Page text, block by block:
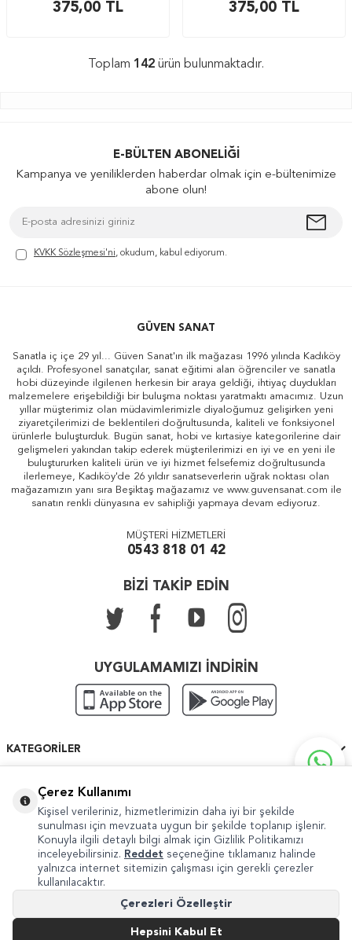
375,00 TL 375,00 TL
Toplam 142 ürün bulunmaktadır.
E-BÜLTEN ABONELIĞI
Kampanya ve yeniliklerden haberdar olmak için e-bültenimize
abone olun!
KVKK Sözleşmesi'ni, okudum, kabul ediyorum.
GÜVEN SANAT
Sanatla iç içe 29 yıl... Güven Sanat'ın ilk mağazası 1996 yılında Kadıköy
açıldı. Profesyonel sanatçılar, sanat eğitimi alan öğrenciler ve sanatla
hobi düzeyinde ilgilenen herkesin bir araya geldiği, ihtiyaç duydukları
malzemelere erişebildiği bir buluşma noktası yaratmaktı amacımız. Uzun
yıllar müşterimiz olan müdavimlerimizle diyaloğumuz gelişirken yeni
ziyaretçilerimizi de beklentileri doğrultusunda, kaliteli ve fonksiyonel
ürünlerle buluşturduk. Bugün sanat, hobi ve kırtasiye kategorilerine dair
gelişmeleri yakından takip ederek müşterilerimizi en iyi ve en yeni ile
buluştururken kaliteli ürün ve iyi hizmet felsefemiz doğrultusunda
ilerlemeye, Kadıköy'de 26 yıldır sanatseverlerin uğrak noktası olan
mağazamızın yanı sıra Beşiktaş mağazamız ve www.guvensanat.com ile
sanatın renkli dünyasına ev sahipliği yapmaya devam ediyoruz.
MÜŞTERİ HİZMETLERİ
0543 818 01 42
BİZİ TAKİP EDİN
UYGULAMAMIZI İNDİRİN
KATEGORILER
HIZLI ERIŞIM
Copyright © 2022 Güven Sanat
Çerez Kullanımı
Kişisel verileriniz, hizmetlerimizin daha iyi bir şekilde
sunulması için mevzuata uygun bir şekilde toplanıp işlenir.
Konuyla ilgili detaylı bilgi almak için Gizlilik Politikamızı
inceleyebilirsiniz. Reddet seçeneğine tıklamanız halinde
yalnızca internet sitemizin çalışması için gerekli çerezler
kullanılacaktır.
Çerezleri Özelleştir
Hepsini Kabul Et